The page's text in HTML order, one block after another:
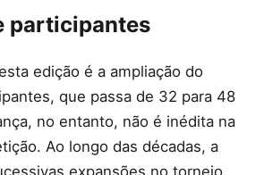
participantes
edição é a ampliação do
que passa de 32 para 48
no entanto, não é inédita na
Ao longo das décadas, a
expansões no torneio,